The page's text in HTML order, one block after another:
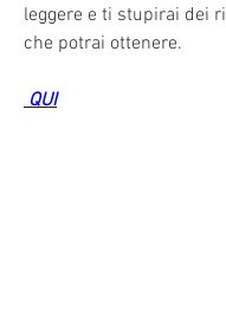
leggere e ti stupirai dei
che potrai ottenere.
QUI